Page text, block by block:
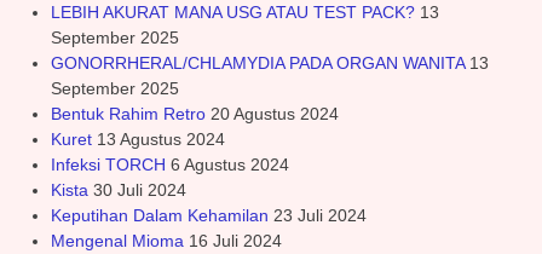
LEBIH AKURAT MANA USG ATAU TEST PACK? 13
September 2025
GONORRHERAL/CHLAMYDIA PADA ORGAN WANITA 13
September 2025
Bentuk Rahim Retro 20 Agustus 2024
Kuret 13 Agustus 2024
Infeksi TORCH 6 Agustus 2024
Kista 30 Juli 2024
Keputihan Dalam Kehamilan 23 Juli 2024
Mengenal Mioma 16 Juli 2024